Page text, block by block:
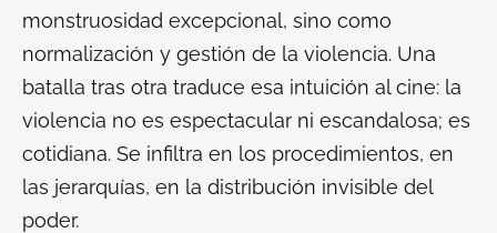
monstruosidad excepcional, sino como
normalización y gestión de la violencia. Una
batalla tras otra traduce esa intuición al cine: la
violencia no es espectacular ni escandalosa; es
cotidiana. Se infiltra en los procedimientos, en
las jerarquías, en la distribución invisible del
poder.